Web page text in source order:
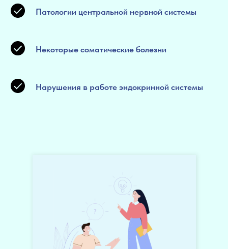
Патологии центральной нервной системы
Некоторые соматические болезни
Нарушения в работе эндокринной системы